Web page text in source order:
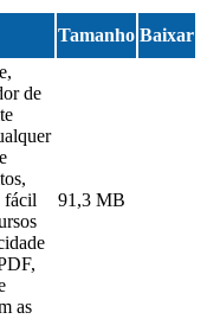
Tamanho Baixar
de
fácil
as
91,3 MB